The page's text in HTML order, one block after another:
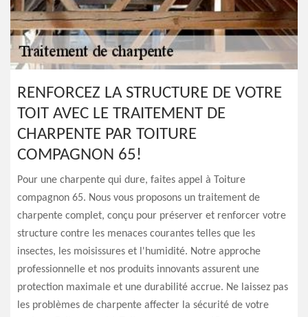
RENFORCEZ LA STRUCTURE DE VOTRE
TOIT AVEC LE TRAITEMENT DE
CHARPENTE PAR TOITURE
COMPAGNON 65!
Pour une charpente qui dure, faites appel à Toiture
compagnon 65. Nous vous proposons un traitement de
charpente complet, conçu pour préserver et renforcer votre
structure contre les menaces courantes telles que les
insectes, les moisissures et l'humidité. Notre approche
professionnelle et nos produits innovants assurent une
protection maximale et une durabilité accrue. Ne laissez pas
les problèmes de charpente affecter la sécurité de votre